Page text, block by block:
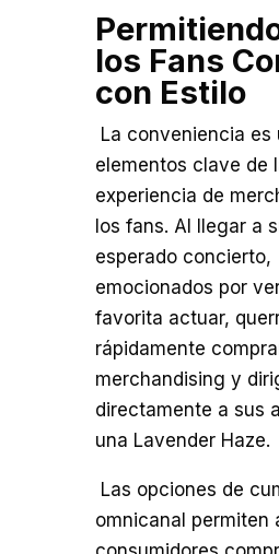
los Fans
con Estilo
La conveniencia es
elementos clave de
experiencia de
los fans. Al llegar a
esperado concierto,
emocionados por
favorita actuar,
rápidamente
merchandising y
directamente a sus
una Lavender Haze.
Las opciones de
omnicanal permiten